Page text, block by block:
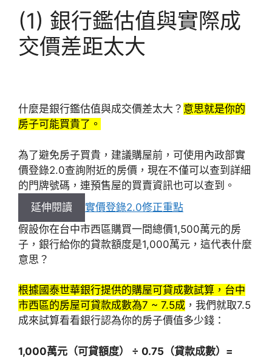
(1) 銀行鑑估值與實際成
交價差距太大
什麼是銀行鑑估值與成交價差太大？ 意思就是你的
房子可能買貴了。
為了避免房子買貴，建議購屋前，可使用內政部實
價登錄2.0查詢附近的房價，現在不僅可以查到詳細
的門牌號碼，連預售屋的買賣資訊也可以查到。
延伸閱讀
實價登錄2.0修正重點
假設你在台中市西區購買一間總價1,500萬元的房
子，銀行給你的貸款額度是1,000萬元，這代表什麼
意思？
根據國泰世華銀行提供的購屋可貸成數試算，台中
市西區的房屋可貸款成數為7 ~ 7.5成 ，我們就取7.5
成來試算看看銀行認為你的房子價值多少錢：
1,000萬元（可貸額度） ÷ 0.75（貸款成數）=